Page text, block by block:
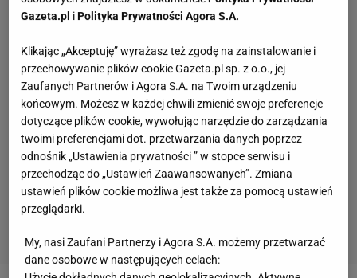
Gazeta.pl iPolityka Prywatności Agora S.A.
Klikając „Akceptuję” wyrażasz też zgodę na zainstalowanie i
przechowywanie plików cookie Gazeta.pl sp. z o.o., jej
Zaufanych Partnerów i Agora S.A. na Twoim urządzeniu
końcowym. Możesz w każdej chwili zmienić swoje preferencje
dotyczące plików cookie, wywołując narzędzie do zarządzania
twoimi preferencjami dot. przetwarzania danych poprzez
odnośnik „Ustawienia prywatności ” w stopce serwisu i
przechodząc do „Ustawień Zaawansowanych”. Zmiana
ustawień plików cookie możliwa jest także za pomocą ustawień
przeglądarki.
My, nasi Zaufani Partnerzy i Agora S.A. możemy przetwarzać
dane osobowe w następujących celach: